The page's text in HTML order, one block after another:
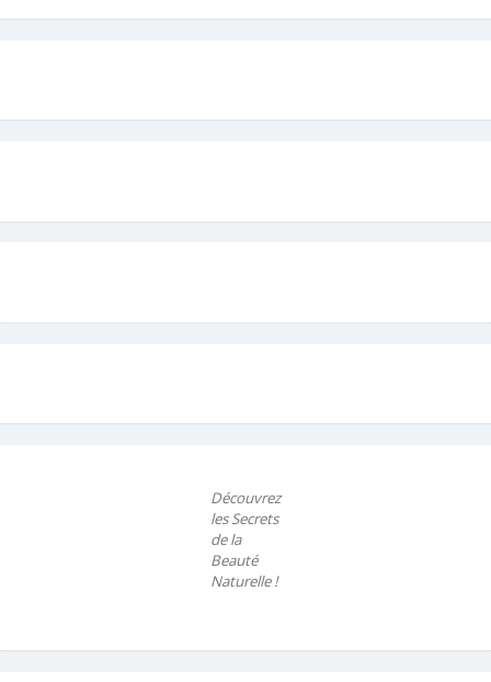
Découvrez
les Secrets
de la
Beauté
Naturelle !